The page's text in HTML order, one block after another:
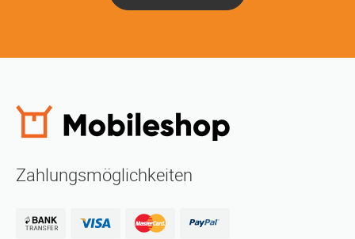
Zahlungsmöglichkeiten